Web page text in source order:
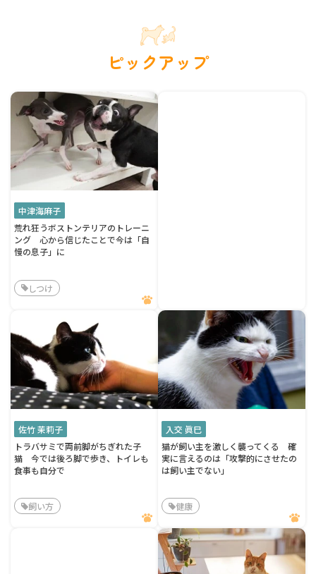
ピックアップ
中津海麻子
荒れ狂うボストンテリアのトレーニ
ング 心から信じたことで今は「自
慢の息子」に
しつけ
佐竹 茉莉子
トラバサミで両前脚がちぎれた子
猫 今では後ろ脚で歩き、トイレも
食事も自分で
飼い方
入交 眞巳
猫が飼い主を激しく襲ってくる 確
実に言えるのは「攻撃的にさせたの
は飼い主でない」
健康